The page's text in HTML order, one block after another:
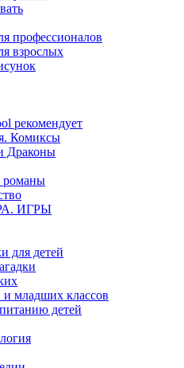
профессионалов
взрослых
рекомендует
Комиксы
Драконы
романы
ИГРЫ
для детей
младших классов
детей